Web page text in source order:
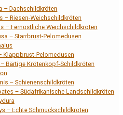
– Dachschildkröten
– Riesen-Weichschildkröten
– Fernöstliche Weichschildkröten
– Starrbrust-Pelomedusen
Klappbrust-Pelomedusen
Bärtige Krötenkopf-Schildkröten
– Schienenschildkröten
– Südafrikanische Landschildkröten
– Echte Schmuckschildkröten